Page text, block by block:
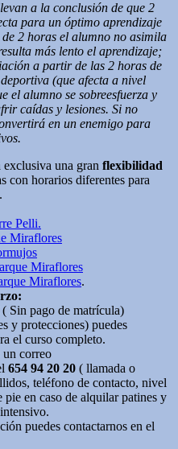
a la conclusión de que 2
para un óptimo aprendizaje
2 horas el alumno no asimila
más lento el aprendizaje;
a partir de las 2 horas de
(que afecta a nivel
el alumno se sobreesfuerza y
caídas y lesiones. Si no
en un enemigo para
exclusiva una gran flexibilidad
con horarios diferentes para
Pelli.
Miraflores
Miraflores
Miraflores.
( Sin pago de matrícula)
y protecciones) puedes
el curso completo.
un correo
654 94 20 20 ( llamada o
teléfono de contacto, nivel
en caso de alquilar patines y
puedes contactarnos en el